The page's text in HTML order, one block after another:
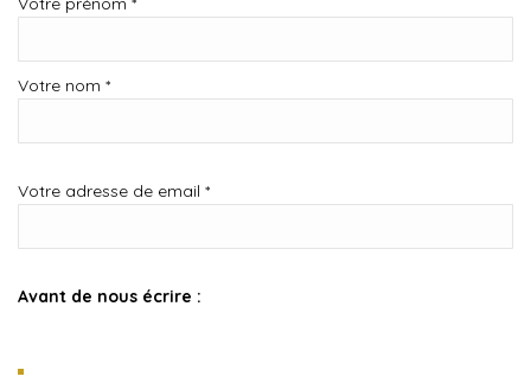
Votre nom *
Votre adresse de email *
Avant de nous écrire :